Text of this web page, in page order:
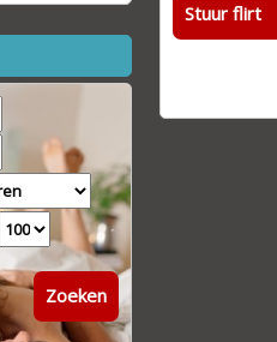
Stuur flirt
Zoeken